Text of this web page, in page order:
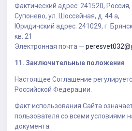
Фактический адрес: 241520, Россия,
Супонево, ул. Шоссейная, д. 44 а,
Юридичский адрес: 241029, г.
кв. 21
Электронная почта —
11. Заключительные положения
Настоящее Соглашение
Российской Федерации.
Факт использования Сайта
пользователя со всеми условиями
документа.